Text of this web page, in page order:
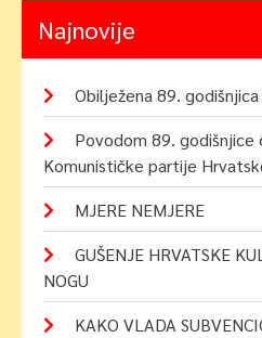
Najnovije
Obilježena 89.
Povodom 89. godišnjice
Komunističke partije
MJERE NEMJERE
GUŠENJE HRVATSKE
NOGU
KAKO VLADA